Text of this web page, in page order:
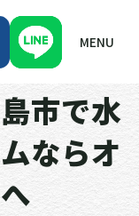
MENU
市で水
ならオ